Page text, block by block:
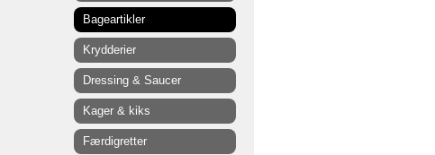
Bageartikler
Krydderier
Dressing & Saucer
Kager & kiks
Færdigretter